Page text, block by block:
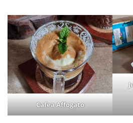
Cafea Affogato